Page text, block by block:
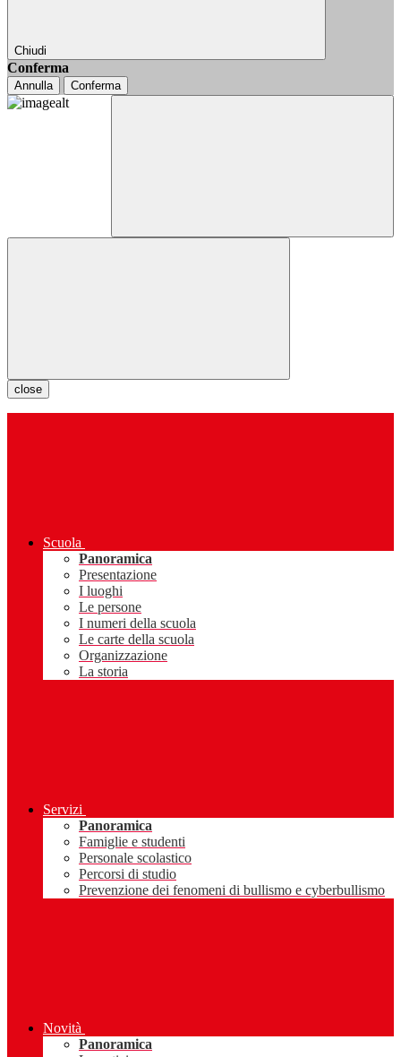
Chiudi
Conferma
Annulla Conferma
close
Scuola
Panoramica
Presentazione
I luoghi
Le persone
I numeri della scuola
Le carte della scuola
Organizzazione
La storia
Servizi
Panoramica
Famiglie e studenti
Personale scolastico
Percorsi di studio
Prevenzione dei fenomeni di bullismo e cyberbullismo
Novità
Panoramica